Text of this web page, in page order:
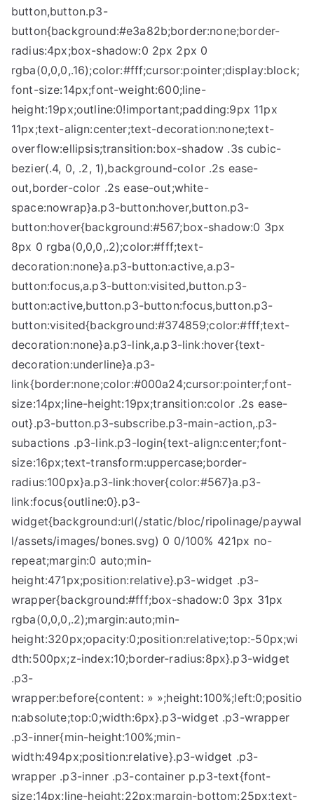
button,button.p3-
button{background:#e3a82b;border:none;border-
radius:4px;box-shadow:0 2px 2px 0
rgba(0,0,0,.16);color:#fff;cursor:pointer;display:block;
font-size:14px;font-weight:600;line-
height:19px;outline:0!important;padding:9px 11px
11px;text-align:center;text-decoration:none;text-
overflow:ellipsis;transition:box-shadow .3s cubic-
bezier(.4, 0, .2, 1),background-color .2s ease-
out,border-color .2s ease-out;white-
space:nowrap}a.p3-button:hover,button.p3-
button:hover{background:#567;box-shadow:0 3px
8px 0 rgba(0,0,0,.2);color:#fff;text-
decoration:none}a.p3-button:active,a.p3-
button:focus,a.p3-button:visited,button.p3-
button:active,button.p3-button:focus,button.p3-
button:visited{background:#374859;color:#fff;text-
decoration:none}a.p3-link,a.p3-link:hover{text-
decoration:underline}a.p3-
link{border:none;color:#000a24;cursor:pointer;font-
size:14px;line-height:19px;transition:color .2s ease-
out}.p3-button.p3-subscribe.p3-main-action,.p3-
subactions .p3-link.p3-login{text-align:center;font-
size:16px;text-transform:uppercase;border-
radius:100px}a.p3-link:hover{color:#567}a.p3-
link:focus{outline:0}.p3-
widget{background:url(/static/bloc/ripolinage/paywal
l/assets/images/bones.svg) 0 0/100% 421px no-
repeat;margin:0 auto;min-
height:471px;position:relative}.p3-widget .p3-
wrapper{background:#fff;box-shadow:0 3px 31px
rgba(0,0,0,.2);margin:auto;min-
height:320px;opacity:0;position:relative;top:-50px;wi
dth:500px;z-index:10;border-radius:8px}.p3-widget
.p3-
wrapper:before{content: » »;height:100%;left:0;positio
n:absolute;top:0;width:6px}.p3-widget .p3-wrapper
.p3-inner{min-height:100%;min-
width:494px;position:relative}.p3-widget .p3-
wrapper .p3-inner .p3-container p.p3-text{font-
size:14px;line-height:22px;margin-bottom:25px;text-